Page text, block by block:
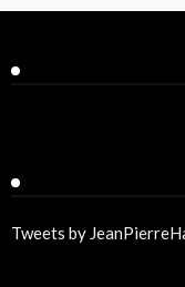
Tweets by